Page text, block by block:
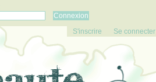
S'inscrire Se connecter